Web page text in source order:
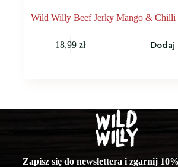
Wild Willy Beef Jerky Mango & Chilli
18,99zł Dodaj
Zapisz się do newslettera i zgarnij